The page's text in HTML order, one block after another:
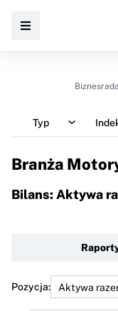
Typ
Branża
Bilans: Aktywa
Pozycja: